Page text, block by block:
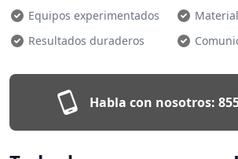
Equipos experimentados
Resultados duraderos
Habla con nosotros: